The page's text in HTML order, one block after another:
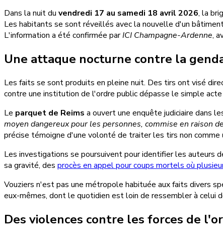
Dans la nuit du vendredi 17 au samedi 18 avril 2026, la
Les habitants se sont réveillés avec la nouvelle d'un
L'information a été confirmée parICI Champagne-Ardenne,
Une attaque nocturne contre la
Les faits se sont produits en pleine nuit. Des tirs ont visé
contre une institution de l'ordre public dépasse le simple
Le parquet de Reims a ouvert une enquête judiciaire dans
moyen dangereux pour les personnes, commise en raison
précise témoigne d'une volonté de traiter les tirs non
Les investigations se poursuivent pour identifier les auteurs
sa gravité, des procès en appel pour coups mortels où
Vouziers n'est pas une métropole habituée aux faits divers
eux-mêmes, dont le quotidien est loin de ressembler à celui
Des violences contre les forces de